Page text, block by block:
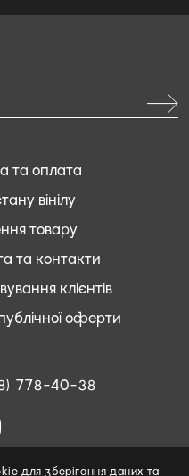
778-40-38
та оплата
вінілу
товару
та контакти
клієнтів
оферти
для зберігання даних та